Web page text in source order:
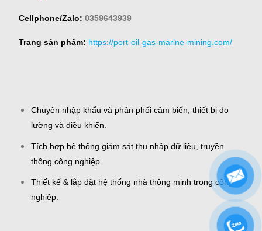
Cellphone/Zalo: 0359643939
Trang sản phẩm: https://port-oil-gas-marine-mining.com/
Chuyên nhập khẩu và phân phối cảm biến, thiết bị đo
lường và điều khiển.
Tích hợp hệ thống giám sát thu nhập dữ liệu, truyền
thông công nghiệp.
Thiết kế & lắp đặt hệ thống nhà thông minh trong công
nghiệp.